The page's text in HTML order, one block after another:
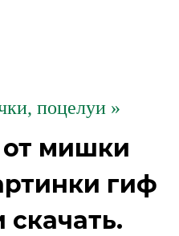
поцелуи »
мишки
гиф